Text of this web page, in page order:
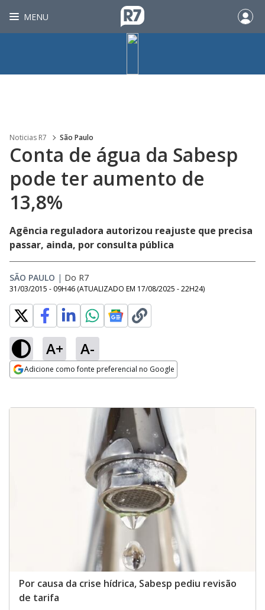
MENU
Noticias R7 São Paulo
Conta de água da Sabesp
pode ter aumento de
13,8%
Agência reguladora autorizou reajuste que precisa
passar, ainda, por consulta pública
SÃO PAULO | Do R7
31/03/2015 - 09H46 (ATUALIZADO EM 17/08/2025 - 22H24)
A+ A-
Adicione como fonte preferencial no Google
Por causa da crise hídrica, Sabesp pediu revisão
de tarifa